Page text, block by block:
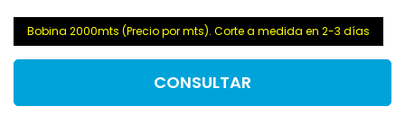
Bobina 2000mts (Precio por mts). Corte a medida en 2-3 días
CONSULTAR